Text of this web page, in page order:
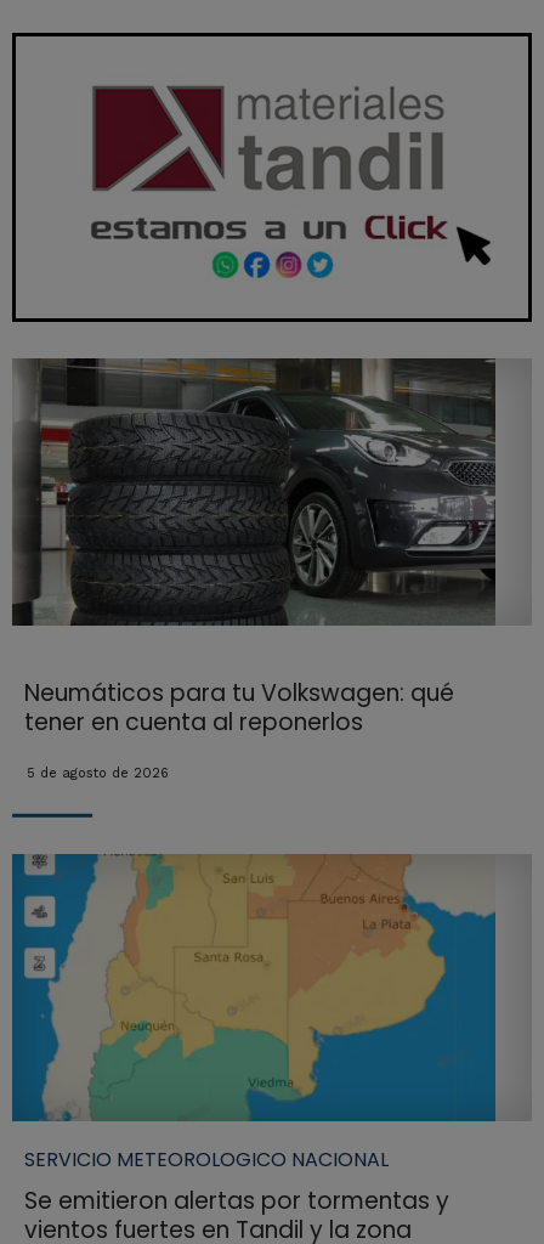
Neumáticos para tu Volkswagen: qué
tener en cuenta al reponerlos
5 de agosto de 2026
SERVICIO METEOROLOGICO NACIONAL
Se emitieron alertas por tormentas y
vientos fuertes en Tandil y la zona